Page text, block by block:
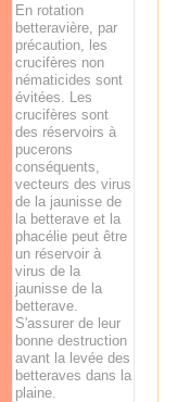
En rotation
betteravière, par
précaution, les
crucifères non
nématicides sont
évitées. Les
crucifères sont
des réservoirs à
pucerons
conséquents,
vecteurs des virus
de la jaunisse de
la betterave et la
phacélie peut être
un réservoir à
virus de la
jaunisse de la
betterave.
S'assurer de leur
bonne destruction
avant la levée des
betteraves dans la
plaine.